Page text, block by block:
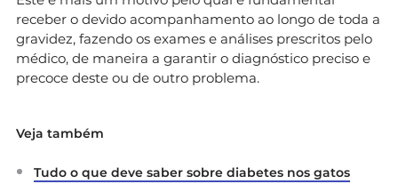
receber o devido acompanhamento ao longo de toda a
gravidez, fazendo os exames e análises prescritos pelo
médico, de maneira a garantir o diagnóstico preciso e
precoce deste ou de outro problema.
Veja também
Tudo o que deve saber sobre diabetes nos gatos